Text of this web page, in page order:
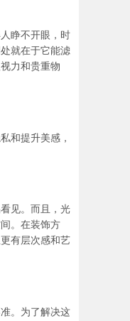
睁不开眼，时
就在于它能滤
力和贵重物
和提升美感，
见。而且，光
。在装饰方
有层次感和艺
。为了解决这